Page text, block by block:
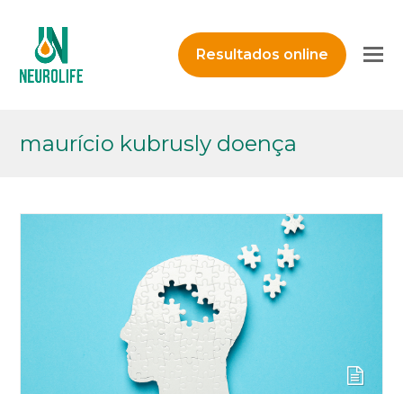
Resultados online
maurício kubrusly doença